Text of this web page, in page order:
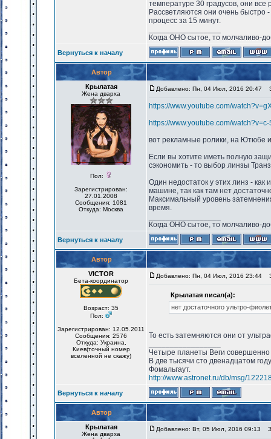
температуре 30 градусов, они все
Рассветляются они очень быстро
процесс за 15 минут.
Когда ОНО сытое, то молчаливо-
Вернуться к началу
Автор
Крылатая
Жена дварха
Пол:
Зарегистрирован:
27.01.2008
Сообщения: 1081
Откуда: Москва
Добавлено: Пн, 04 Июл, 2016 20:47
https://www.youtube.com/
https://www.youtube.com/
вот рекламные ролики, на Ютюбе
Если вы хотите иметь полную
сэкономить - то выбор линзы
Один недостаток у этих линз -
машине, так как там нет
Максимальный уровень
время.
Когда ОНО сытое, то молчаливо-
Вернуться к началу
Автор
VICTOR
Бета-координатор
Возраст: 35
Пол:
Зарегистрирован: 12.05.2011
Сообщения: 2576
Откуда: Украина,
Киев(точный номер
вселенной не скажу)
Добавлено: Пн, 04 Июл, 2016 23:44
Крылатая писал(а):
нет достаточного ультро-
То есть затемняются они от
Четыре планеты Веги
В две тысячи сто двенадцатом
Фомальгаут.
http://www.astronet.ru/db/msg/
Вернуться к началу
Автор
Крылатая
Жена дварха
Добавлено: Вт, 05 Июл, 2016 09:13